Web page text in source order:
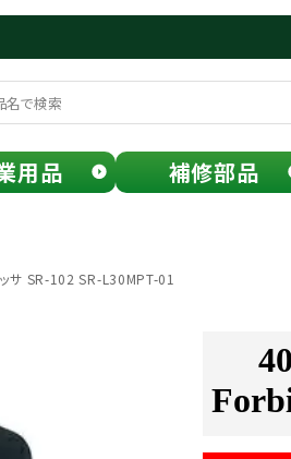
用品 補修部品
サ SR-102 SR-L30MPT-01